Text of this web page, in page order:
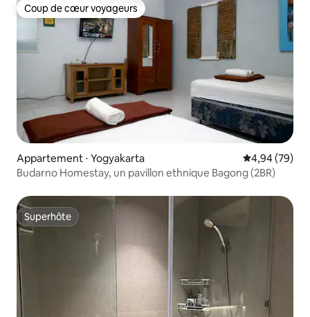
Coup de cœur voyageurs
Coup de cœur voyageurs
Appartement ⋅ Yogyakarta Évaluation
4,94 (79)
Budarno Homestay, un pavillon ethnique Bagong (2BR)
Superhôte
Superhôte